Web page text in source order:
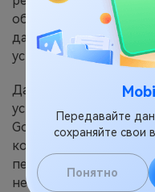
Передавайте
сохраняйте свои
Понятно
обеспечивая
данных в случае
устройства.
Данные Viber можно
устройства с
Google Drive в
копирования. Это
перенести данные
некоторое время